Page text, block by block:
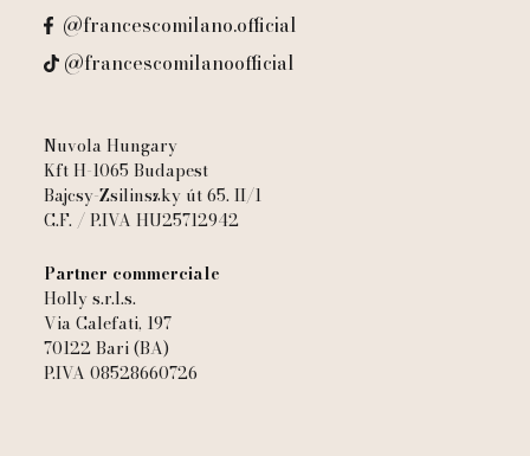
Nuvola Hungary
Kft H-1065 Budapest
Bajcsy-Zsilinszky út 65. II/1
C.F. / P.IVA HU25712942
Partner commerciale
Holly s.r.l.s.
Via Calefati, 197
70122 Bari (BA)
P.IVA 08528660726
@francescomilano.official
@francescomilanoofficial